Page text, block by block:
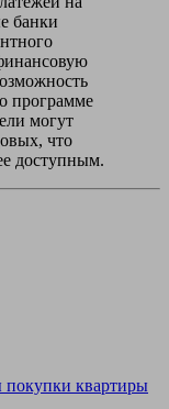
банки
программе
могут
что
доступным.
квартиры